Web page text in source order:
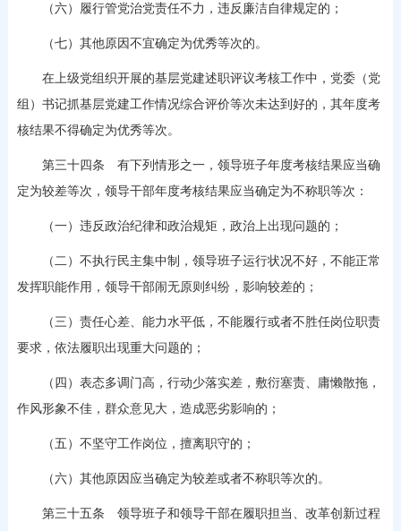
（六）履行管党治党责任不力，违反廉洁自律规定的；
（七）其他原因不宜确定为优秀等次的。
在上级党组织开展的基层党建述职评议考核工作中，党委（党
组）书记抓基层党建工作情况综合评价等次未达到好的，其年度考
核结果不得确定为优秀等次。
第三十四条 有下列情形之一，领导班子年度考核结果应当确
定为较差等次，领导干部年度考核结果应当确定为不称职等次：
（一）违反政治纪律和政治规矩，政治上出现问题的；
（二）不执行民主集中制，领导班子运行状况不好，不能正常
发挥职能作用，领导干部闹无原则纠纷，影响较差的；
（三）责任心差、能力水平低，不能履行或者不胜任岗位职责
要求，依法履职出现重大问题的；
（四）表态多调门高，行动少落实差，敷衍塞责、庸懒散拖，
作风形象不佳，群众意见大，造成恶劣影响的；
（五）不坚守工作岗位，擅离职守的；
（六）其他原因应当确定为较差或者不称职等次的。
第三十五条 领导班子和领导干部在履职担当、改革创新过程